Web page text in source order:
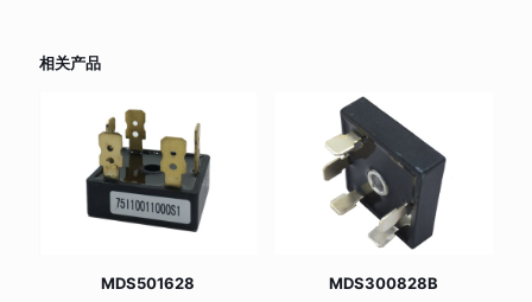
相关产品
MDS501628 MDS300828B